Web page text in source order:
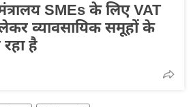
SMEs के लिए VAT
व्यावसायिक समूहों के
है